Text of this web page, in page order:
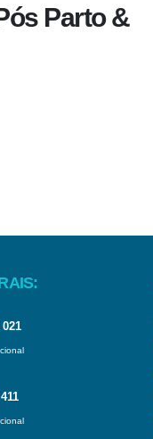
Parto &
021